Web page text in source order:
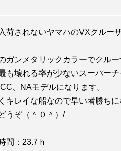
荷されないヤマハのVXクルー
ガンメタリックカラーでクル
も壊れる率が少ないスーパーチ
、NAモデルになります。
キレイな船なので早い者勝ちに
うぞ（＾０＾）/
間：23.7ｈ